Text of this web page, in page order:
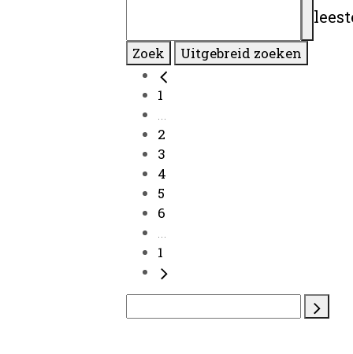
Zoek Uitgebreid zoeken
1
...
2
3
4
5
6
...
1